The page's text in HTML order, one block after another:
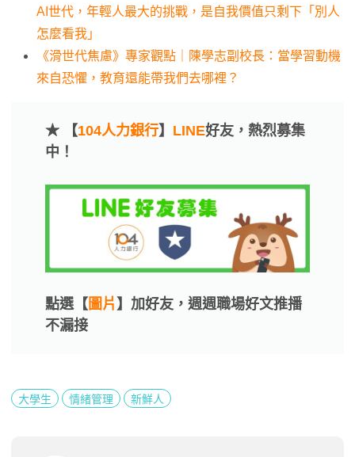
AI世代，年輕人最大的挑戰，是自我價值只剩下「別人
怎麼看我」
《滑世代焦慮》專家觀點｜陳學志副校長：當學習動機
來自恐懼，教育還能帶我們去哪裡？
★ 【104人力銀行】 LINE好友，熱烈募集
中！
點選【 圖片 】加好友，週週職場好文推播
不漏接
大學生 情緒管理 新鮮人